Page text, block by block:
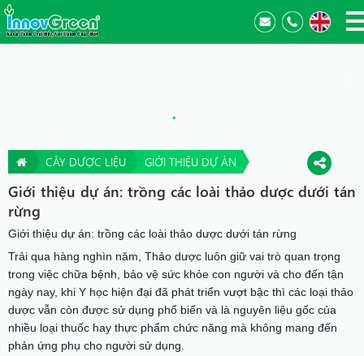
CÂY DƯỢC LIỆU GIỚI THIỆU DỰ ÁN
Giới thiệu dự án: trồng các loài thảo dược dưới tán
rừng
Giới thiệu dự án: trồng các loài thảo dược dưới tán rừng
Trải qua hàng nghìn năm, Thảo dược luôn giữ vai trò quan trọng
trong việc chữa bệnh, bảo vệ sức khỏe con người và cho đến tận
ngày nay, khi Y học hiện đại đã phát triển vượt bậc thì các loại thảo
dược vẫn còn được sử dụng phổ biến và là nguyên liệu gốc của
nhiều loại thuốc hay thực phẩm chức năng mà không mang đến
phản ứng phụ cho người sử dụng.